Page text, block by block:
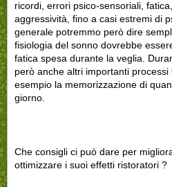
ricordi, errori psico-sensoriali,
aggressività, fino a casi estremi di
generale potremmo però dire
fisiologia del sonno dovrebbe
fatica spesa durante la veglia.
però anche altri importanti
esempio la memorizzazione di
giorno.
Che consigli ci può dare per
ottimizzare i suoi effetti ristoratori ?